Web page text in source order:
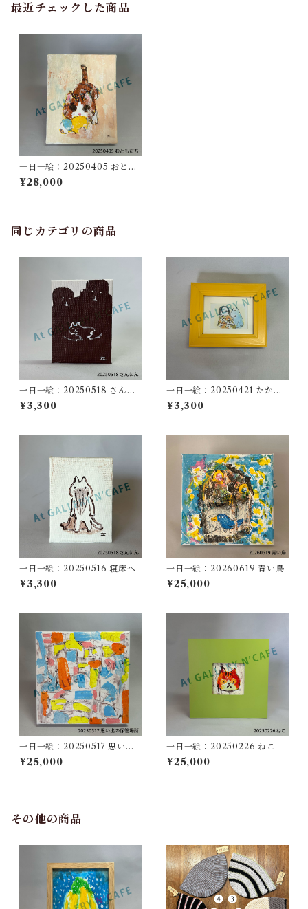
最近チェックした商品
一日一絵：20250405 おとも
だち
¥28,000
同じカテゴリの商品
一日一絵：20250518 さんに
ん
¥3,300
一日一絵：20250421 たから
もの
¥3,300
一日一絵：20250516 寝床へ
¥3,300
一日一絵：20260619 青い鳥
¥25,000
一日一絵：20250517 思い出
の保管場所
¥25,000
一日一絵：20250226 ねこ
¥25,000
その他の商品